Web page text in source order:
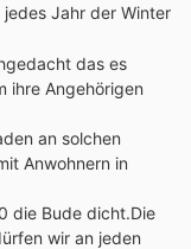
Jahr der Winter
das es
ihre Angehörigen
an solchen
Anwohnern in
die Bude dicht.Die
wir an jeden